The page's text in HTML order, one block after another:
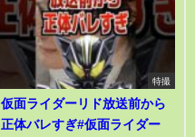
特撮
仮面ライダーリド放送前から
正体バレすぎ#仮面ライダー